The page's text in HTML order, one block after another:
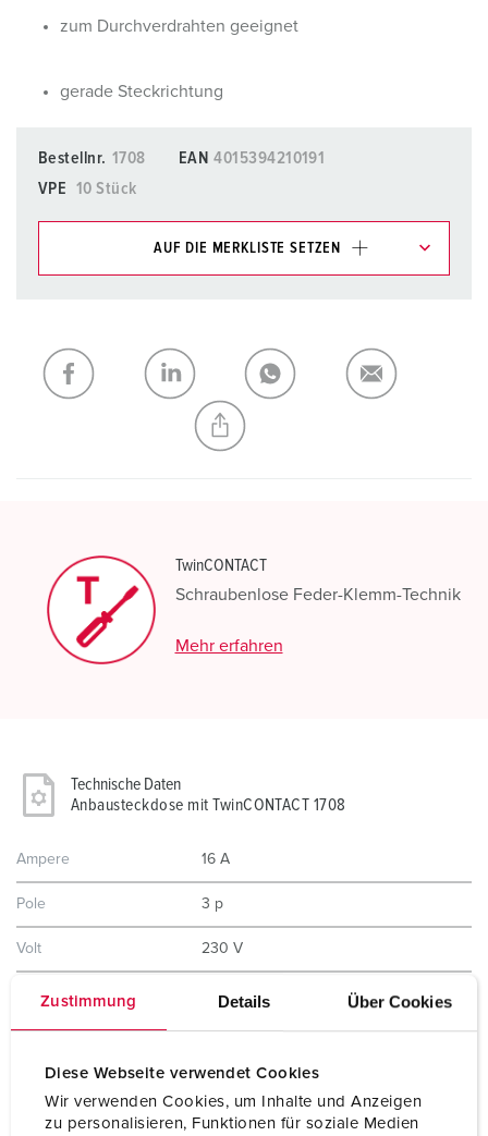
Zustimmung Details Über Cookies
Diese Webseite verwendet Cookies
Wir verwenden Cookies, um Inhalte und Anzeigen
zu personalisieren, Funktionen für soziale Medien
zum Durchverdrahten geeignet
gerade Steckrichtung
Bestellnr. 1708 EAN 4015394210191
VPE
10 Stück
AUF DIE MERKLISTE SETZEN
Meine Liste (0) HINZUFÜGEN
NEUE LISTE ERSTELLEN
TwinCONTACT
Schraubenlose Feder-Klemm-Technik
Mehr erfahren
Technische Daten
Anbausteckdose mit TwinCONTACT 1708
Ampere 16 A
Pole 3 p
Volt 230 V
Uhrzeitstellung 6 h
Anschlusstechnik Schraubenlos - TwinCONTACT
Kontakt standard